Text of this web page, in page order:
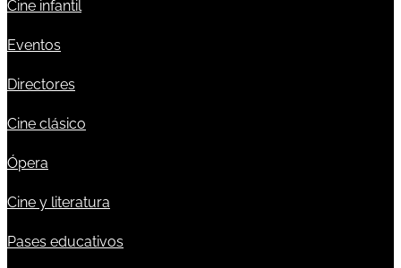
Cine infantil
Eventos
Directores
Cine clásico
Ópera
Cine y literatura
Pases educativos